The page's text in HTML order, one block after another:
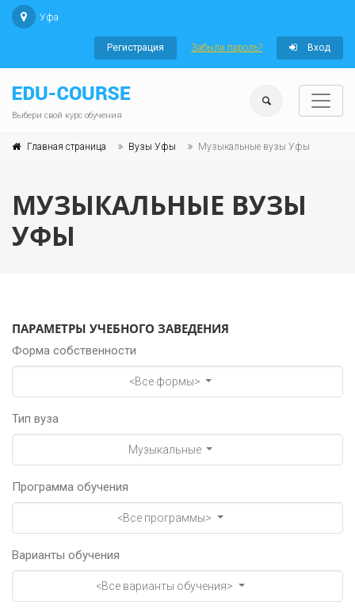
Уфа
Регистрация Забыли пароль? Вход
Выбери свой курс обучения
Главная страница Вузы Уфы Музыкальные вузы Уфы
МУЗЫКАЛЬНЫЕ ВУЗЫ
УФЫ
ПАРАМЕТРЫ УЧЕБНОГО ЗАВЕДЕНИЯ
Форма собственности
<Все формы>
Тип вуза
Музыкальные
Программа обучения
<Все программы>
Варианты обучения
<Все варианты обучения>